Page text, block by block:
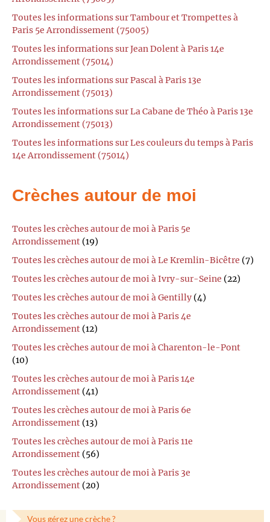
Toutes les informations sur Tambour et Trompettes à
Paris 5e Arrondissement (75005)
Toutes les informations sur Jean Dolent à Paris 14e
Arrondissement (75014)
Toutes les informations sur Pascal à Paris 13e
Arrondissement (75013)
Toutes les informations sur La Cabane de Théo à Paris 13e
Arrondissement (75013)
Toutes les informations sur Les couleurs du temps à Paris
14e Arrondissement (75014)
Crèches autour de moi
Toutes les crèches autour de moi à Paris 5e
Arrondissement (19)
Toutes les crèches autour de moi à Le Kremlin-Bicêtre (7)
Toutes les crèches autour de moi à Ivry-sur-Seine (22)
Toutes les crèches autour de moi à Gentilly (4)
Toutes les crèches autour de moi à Paris 4e
Arrondissement (12)
Toutes les crèches autour de moi à Charenton-le-Pont
(10)
Toutes les crèches autour de moi à Paris 14e
Arrondissement (41)
Toutes les crèches autour de moi à Paris 6e
Arrondissement (13)
Toutes les crèches autour de moi à Paris 11e
Arrondissement (56)
Toutes les crèches autour de moi à Paris 3e
Arrondissement (20)
Vous gérez une crèche ?